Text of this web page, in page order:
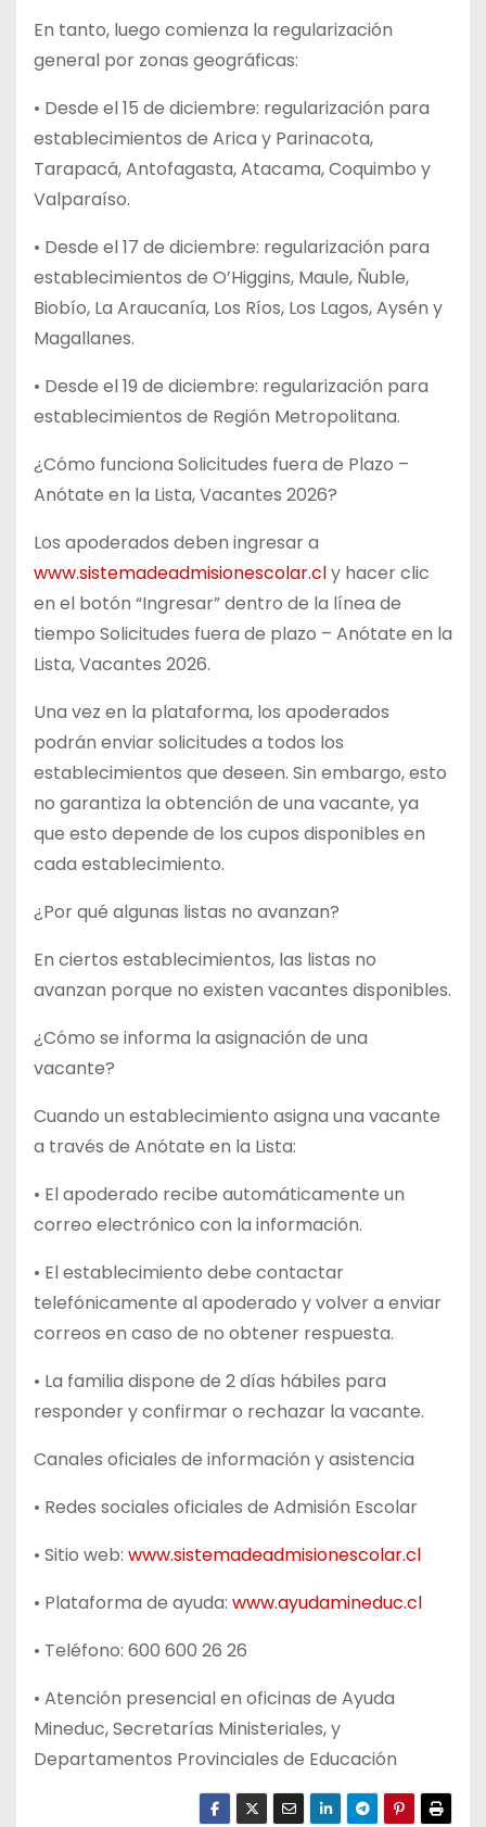
En tanto, luego comienza la regularización
general por zonas geográficas:
• Desde el 15 de diciembre: regularización para
establecimientos de Arica y Parinacota,
Tarapacá, Antofagasta, Atacama, Coquimbo y
Valparaíso.
• Desde el 17 de diciembre: regularización para
establecimientos de O’Higgins, Maule, Ñuble,
Biobío, La Araucanía, Los Ríos, Los Lagos, Aysén y
Magallanes.
• Desde el 19 de diciembre: regularización para
establecimientos de Región Metropolitana.
¿Cómo funciona Solicitudes fuera de Plazo –
Anótate en la Lista, Vacantes 2026?
Los apoderados deben ingresar a
www.sistemadeadmisionescolar.cly hacer clic
en el botón “Ingresar” dentro de la línea de
tiempo Solicitudes fuera de plazo – Anótate en la
Lista, Vacantes 2026.
Una vez en la plataforma, los apoderados
podrán enviar solicitudes a todos los
establecimientos que deseen. Sin embargo, esto
no garantiza la obtención de una vacante, ya
que esto depende de los cupos disponibles en
cada establecimiento.
¿Por qué algunas listas no avanzan?
En ciertos establecimientos, las listas no
avanzan porque no existen vacantes disponibles.
¿Cómo se informa la asignación de una
vacante?
Cuando un establecimiento asigna una vacante
a través de Anótate en la Lista:
• El apoderado recibe automáticamente un
correo electrónico con la información.
• El establecimiento debe contactar
telefónicamente al apoderado y volver a enviar
correos en caso de no obtener respuesta.
• La familia dispone de 2 días hábiles para
responder y confirmar o rechazar la vacante.
Canales oficiales de información y asistencia
• Redes sociales oficiales de Admisión Escolar
• Sitio web: www.sistemadeadmisionescolar.cl
• Plataforma de ayuda: www.ayudamineduc.cl
• Teléfono: 600 600 26 26
• Atención presencial en oficinas de Ayuda
Mineduc, Secretarías Ministeriales, y
Departamentos Provinciales de Educación